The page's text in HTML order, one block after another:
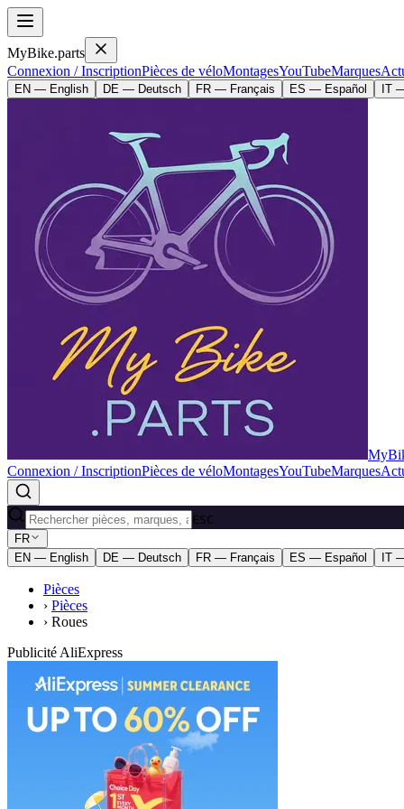
MyBike.parts
Connexion / InscriptionPièces de véloMontagesYouTubeMarques
EN — English DE — Deutsch FR — Français ES — Español IT
Connexion / InscriptionPièces de véloMontagesYouTubeMarques
ESC
FR
EN — English
DE — Deutsch FR — Français ES — Español IT
Pièces
› Pièces
› Roues
Publicité AliExpress